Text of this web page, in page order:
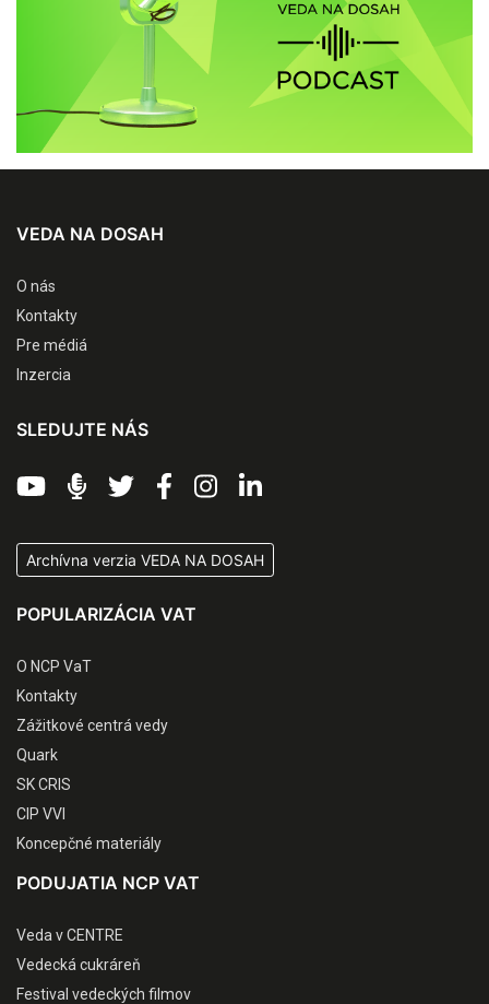
VEDA NA DOSAH
O nás
Kontakty
Pre médiá
Inzercia
SLEDUJTE NÁS
Archívna verzia VEDA NA DOSAH
POPULARIZÁCIA VAT
O NCP VaT
Kontakty
Zážitkové centrá vedy
Quark
SK CRIS
CIP VVI
Koncepčné materiály
PODUJATIA NCP VAT
Veda v CENTRE
Vedecká cukráreň
Festival vedeckých filmov